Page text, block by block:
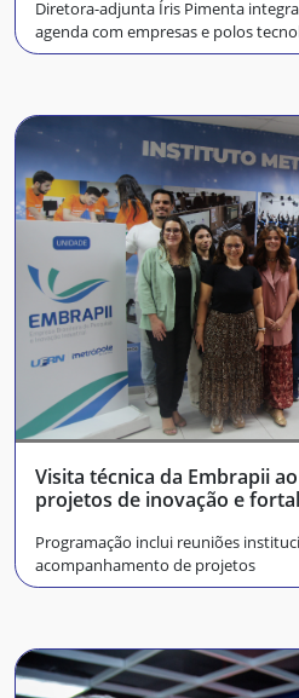
Diretora-adjunta Íris Pimenta
agenda com empresas e polos
Visita técnica da Embrapii
projetos de inovação e
Programação inclui reuniões
acompanhamento de projetos